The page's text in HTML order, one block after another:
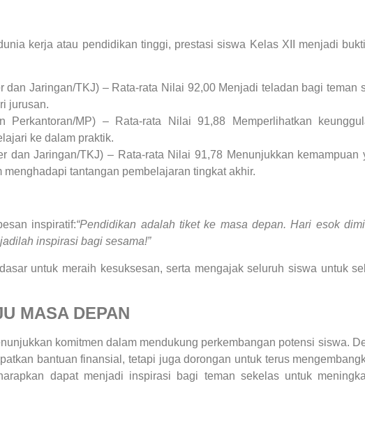
kerja atau pendidikan tinggi, prestasi siswa Kelas XII menjadi
dan Jaringan/TKJ) – Rata-rata Nilai 92,00 Menjadi teladan bagi teman
jurusan.
MP) – Rata-rata Nilai 91,88 Memperlihatkan
ke dalam praktik.
dan Jaringan/TKJ) – Rata-rata Nilai 91,78 Menunjukkan kemampuan
tantangan pembelajaran tingkat akhir.
inspiratif:“Pendidikan adalah tiket ke masa depan. Hari esok
inspirasi bagi sesama!”
untuk meraih kesuksesan, serta mengajak seluruh siswa untuk
MASA DEPAN
komitmen dalam mendukung perkembangan potensi siswa.
bantuan finansial, tetapi juga dorongan untuk terus
dapat menjadi inspirasi bagi teman sekelas untuk